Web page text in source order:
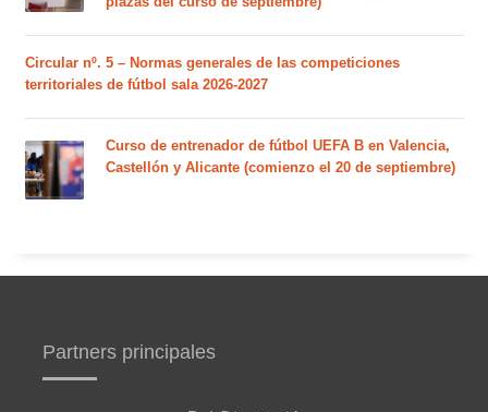
Circular nº. 5 – Normas generales de las competiciones
territoriales de fútbol sala 2026-2027
Curso de entrenador de fútbol UEFA B en Valencia,
Castellón y Alicante (comienzo el 20 de septiembre)
Partners principales